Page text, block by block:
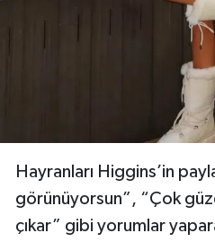
Hayranları Higgins’in
görünüyorsun”, “Çok
çıkar” gibi yorumlar